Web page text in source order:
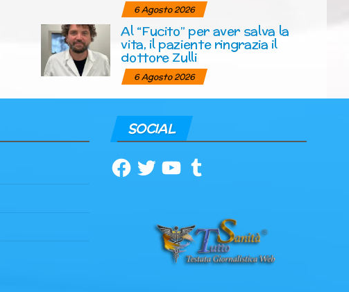
6 Agosto 2026
Al “Fucito” per aver salva la
vita, il paziente ringrazia il
dottore Zulli
6 Agosto 2026
SOCIAL
Facebook
TwitterYouTubeTumblr